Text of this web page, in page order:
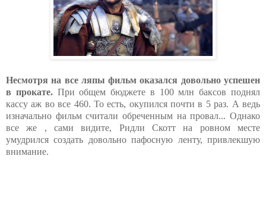
Несмотря на все ляпы фильм оказался довольно успешен
в прокате.При общем бюджете в 100 млн баксов поднял
кассу аж во все 460. То есть, окупился почти в 5 раз. А ведь
изначально фильм считали обреченным на провал... Однако
все же , сами видите, Ридли Скотт на ровном месте
умудрился создать довольно пафосную ленту, привлекшую
внимание.